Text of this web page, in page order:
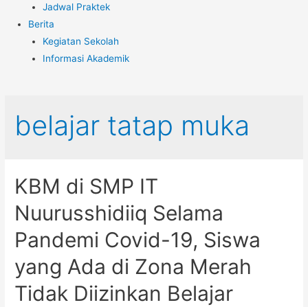
Jadwal Praktek
Berita
Kegiatan Sekolah
Informasi Akademik
belajar tatap muka
KBM di SMP IT
Nuurusshidiiq Selama
Pandemi Covid-19, Siswa
yang Ada di Zona Merah
Tidak Diizinkan Belajar